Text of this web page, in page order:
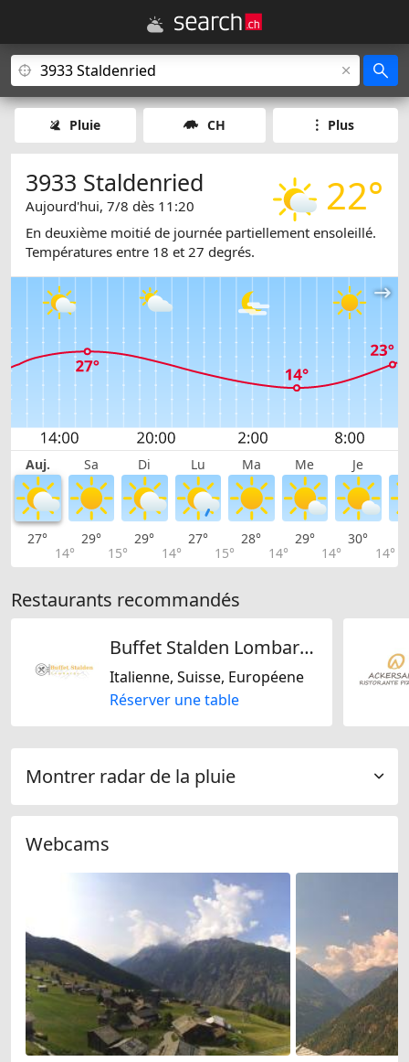
Pluie CH Plus
22°
3933 Staldenried
Aujourd'hui, 7/8 dès 11:20
En deuxième moitié de journée partiellement ensoleillé.
Températures entre 18 et 27 degrés.
Auj. Sa Di Lu Ma Me Je
27°
14°
29°
15°
29°
14°
27°
15°
28°
14°
29°
14°
30°
14°
Restaurants recommandés
Buffet Stalden Lombardo
Italienne, Suisse, Européene
Réserver une table
Montrer radar de la pluie
Webcams